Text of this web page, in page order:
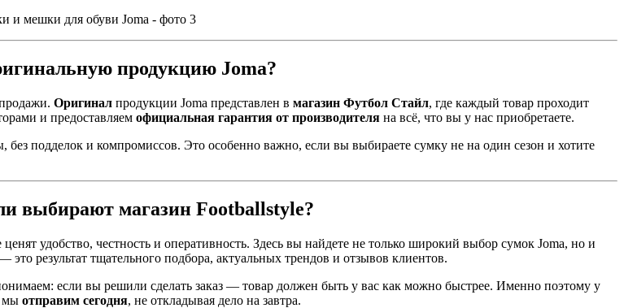
продукцию Joma?
Оригинал продукции Joma представлен в магазин Футбол Стайл, где каждый товар проходит
и предоставляем официальная гарантия от производителя на всё, что вы у нас приобретаете.
подделок и компромиссов. Это особенно важно, если вы выбираете сумку не на один сезон и хотите
выбирают магазин Footballstyle?
удобство, честность и оперативность. Здесь вы найдете не только широкий выбор сумок Joma, но и
результат тщательного подбора, актуальных трендов и отзывов клиентов.
если вы решили сделать заказ — товар должен быть у вас как можно быстрее. Именно поэтому у
мы отправим сегодня, не откладывая дело на завтра.